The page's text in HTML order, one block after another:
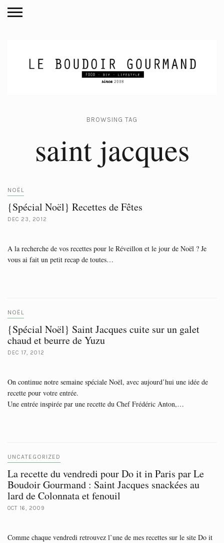
BROWSING TAG
saint jacques
NOËL
{Spécial Noël} Recettes de Fêtes
DEC 23, 2012
A la recherche de vos recettes pour le Réveillon et le jour de Noël ? Je
vous ai fait un petit recap de toutes…
NOËL
{Spécial Noël} Saint Jacques cuite sur un galet
chaud et beurre de Yuzu
DEC 17, 2012
On continue notre semaine spéciale Noël, avec aujourd’hui une idée de
recette pour votre entrée.
Une entrée inspirée par une recette du Chef Frédéric Anton,…
UNCATEGORIZED
La recette du vendredi pour Do it in Paris par Le
Boudoir Gourmand : Saint Jacques snackées au
lard de Colonnata et fenouil
OCT 16, 2009
Comme chaque vendredi retrouvez l’une de mes recettes sur le site Do it